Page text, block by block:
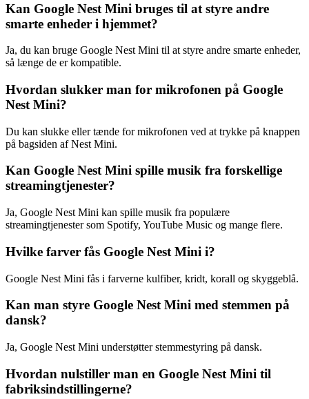
Kan Google Nest Mini bruges til at styre andre
smarte enheder i hjemmet?
Ja, du kan bruge Google Nest Mini til at styre andre smarte enheder,
så længe de er kompatible.
Hvordan slukker man for mikrofonen på Google
Nest Mini?
Du kan slukke eller tænde for mikrofonen ved at trykke på knappen
på bagsiden af Nest Mini.
Kan Google Nest Mini spille musik fra forskellige
streamingtjenester?
Ja, Google Nest Mini kan spille musik fra populære
streamingtjenester som Spotify, YouTube Music og mange flere.
Hvilke farver fås Google Nest Mini i?
Google Nest Mini fås i farverne kulfiber, kridt, korall og skyggeblå.
Kan man styre Google Nest Mini med stemmen på
dansk?
Ja, Google Nest Mini understøtter stemmestyring på dansk.
Hvordan nulstiller man en Google Nest Mini til
fabriksindstillingerne?